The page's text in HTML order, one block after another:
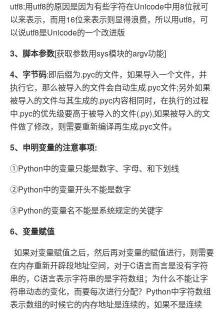
utf8:用utf8的原因是因为有些字符在Unicode中用8位就可
以来表示，而用16位来表示则显得浪费，所以用utf8，可
以说utf8是Unicode的一个改进版
3、脚本参数[获取参数用sys模块的argv功能]
4、字节码:即后缀为.pyc的文件，如果导入一个文件，并
执行它，那么被导入的文件会自动生成.pyc文件;另外如果
被导入的文件与其生成的.pyc内容相同时，在执行的过程
中.pyc的优先级要高于被导入的文件(.py),如果被导入的文
件做了修改，则需要重新编译再生成.pyc文件。
5、申明变量的注意事项:
①Python中的变量只能是数字、字母、和下划线
②Python中的变量开头不能是数字
③Python的变量名不能是系统规定的关键字
6、变量赋值
如果对变量赋值之后，然后再对变量的赋值进行，则需要
在内存重新开辟段地址空间，对于C语言而言是没有字符
串的，C语言表示字符串的是字符数组；为什么不能让字
符串动态的变化，而要每次进行分配？Python中字符数组
表示数组的时候它的内存地址是连续的，如果不是连续